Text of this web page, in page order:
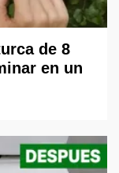
de 8
en un